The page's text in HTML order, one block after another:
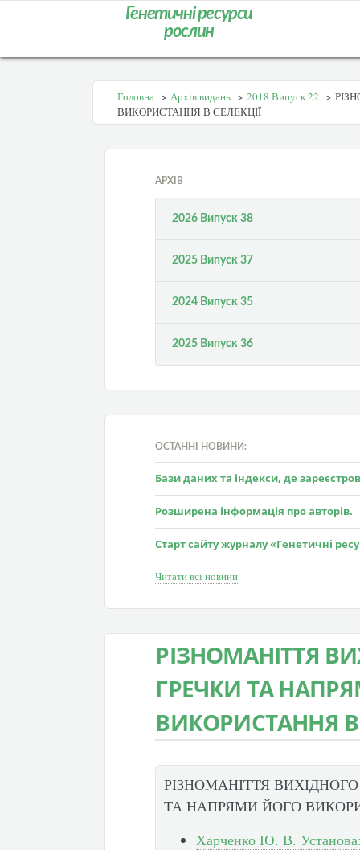
Генетичні ресурси
рослин
Головна > Архів видань > 2018 Випуск 22 >
ВИКОРИСТАННЯ В СЕЛЕКЦІЇ
АРХІВ
2026 Випуск 38
2025 Випуск 37
2024 Випуск 35
2025 Випуск 36
ОСТАННІ НОВИНИ:
Бази даних та індекси, де
Розширена інформація про авторів.
Старт сайту журналу «Генетичні
Читати всі новини
РІЗНОМАНІТТЯ
ГРЕЧКИ ТА
ВИКОРИСТАННЯ В
РІЗНОМАНІТТЯ
ТА НАПРЯМИ ЙОГО
Харченко Ю. В. Установа: